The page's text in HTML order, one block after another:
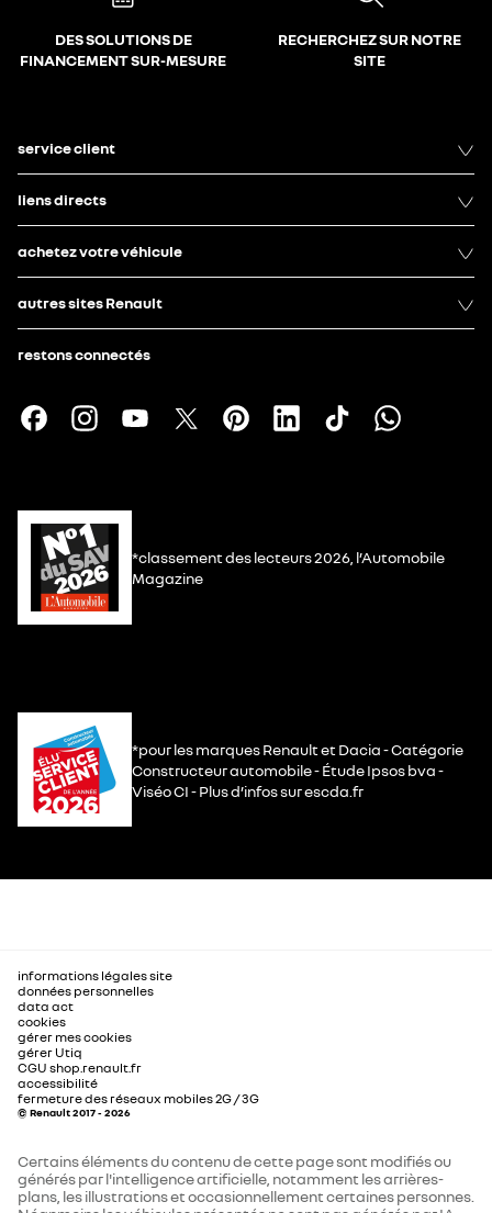
DES SOLUTIONS DE
FINANCEMENT SUR-MESURE
RECHERCHEZ SUR NOTRE
SITE
service client
liens directs
achetez votre véhicule
autres sites Renault
restons connectés
*classement des lecteurs 2026, l’Automobile
Magazine
*pour les marques Renault et Dacia - Catégorie
Constructeur automobile - Étude Ipsos bva -
Viséo CI - Plus d’infos sur escda.fr
informations légales site
données personnelles
data act
cookies
gérer mes cookies
gérer Utiq
CGU shop.renault.fr
accessibilité
fermeture des réseaux mobiles 2G / 3G
© Renault 2017 - 2026
Certains éléments du contenu de cette page sont modifiés ou
générés par l'intelligence artificielle, notamment les arrières-
plans, les illustrations et occasionnellement certaines personnes.